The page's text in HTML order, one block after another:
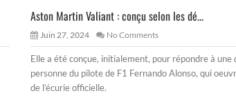
Aston Martin Valiant : conçu selon les dé...
Juin 27, 2024 No Comments
Elle a été conçue, initialement, pour répondre à une
personne du pilote de F1 Fernando Alonso, qui
de l’écurie officielle.